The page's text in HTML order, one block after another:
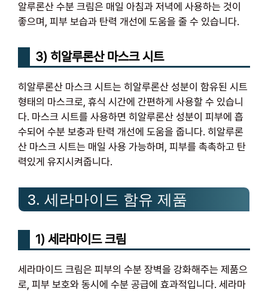
알루론산 수분 크림은 매일 아침과 저녁에 사용하는 것이
좋으며, 피부 보습과 탄력 개선에 도움을 줄 수 있습니다.
3) 히알루론산 마스크 시트
히알루론산 마스크 시트는 히알루론산 성분이 함유된 시트
형태의 마스크로, 휴식 시간에 간편하게 사용할 수 있습니
다. 마스크 시트를 사용하면 히알루론산 성분이 피부에 흡
수되어 수분 보충과 탄력 개선에 도움을 줍니다. 히알루론
산 마스크 시트는 매일 사용 가능하며, 피부를 촉촉하고 탄
력있게 유지시켜줍니다.
3. 세라마이드 함유 제품
1) 세라마이드 크림
세라마이드 크림은 피부의 수분 장벽을 강화해주는 제품으
로, 피부 보호와 동시에 수분 공급에 효과적입니다. 세라마